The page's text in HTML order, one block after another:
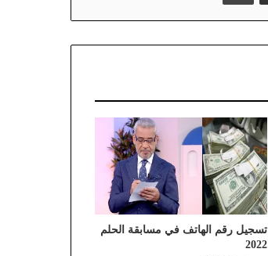
تسجيل رقم الهاتف في مسابقة الحلم
2022